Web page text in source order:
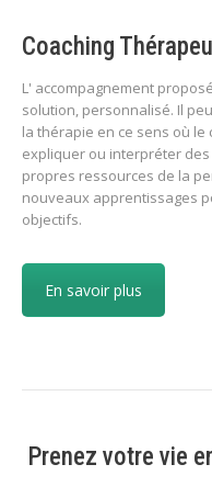
Coaching
L' accompagnement
solution, personnalisé. Il
la thérapie en ce sens où
expliquer ou interpréter
propres ressources de la
nouveaux apprentissages
objectifs.
En savoir plus
Prenez votre vie